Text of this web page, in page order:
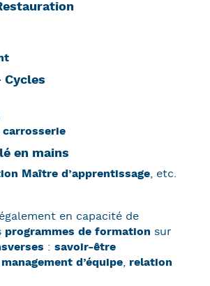
en mains
Maître d’apprentissage, etc.
en capacité de
programmes de formation sur
: savoir-être
management d’équipe, relation